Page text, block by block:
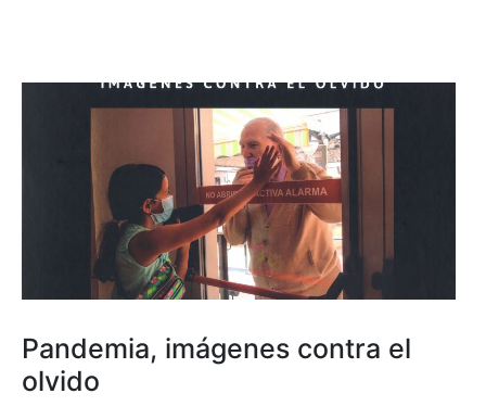
Pandemia, imágenes contra el
olvido